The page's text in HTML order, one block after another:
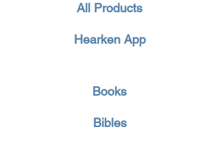
All Products
Hearken App
Books
Bibles